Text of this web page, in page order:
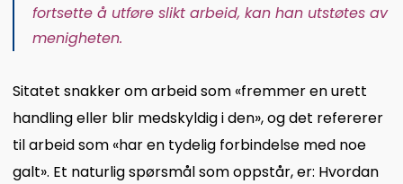
fortsette å utføre slikt arbeid, kan han utstøtes av
menigheten.
Sitatet snakker om arbeid som «fremmer en urett
handling eller blir medskyldig i den», og det refererer
til arbeid som «har en tydelig forbindelse med noe
galt». Et naturlig spørsmål som oppstår, er: Hvordan